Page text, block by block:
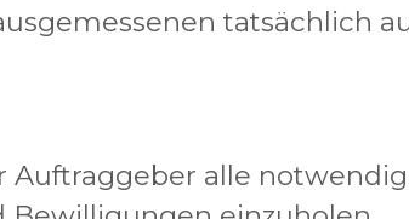
tatsächlich
Auftraggeber alle